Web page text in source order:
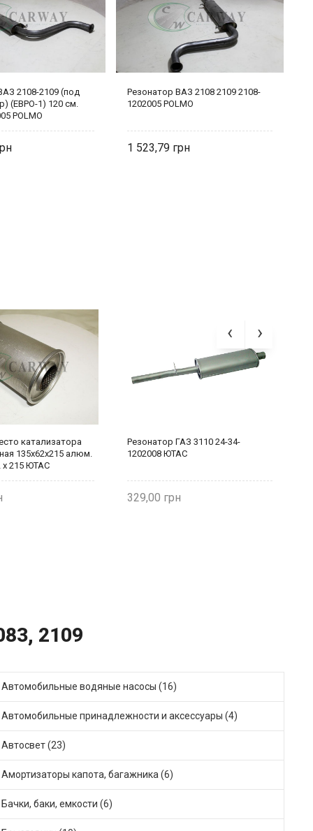
2108-2109 (под
(ЕВРО-1) 120 см.
POLMO
Резонатор ВАЗ 2108 2109 2108-
1202005 POLMO
1 523,79
катализатора
135х62х215 алюм.
х 215 ЮТАС
Резонатор ГАЗ 3110 24-34-
1202008 ЮТАС
329,00
2109
Автомобильные водяные насосы (16)
Автомобильные принадлежности и аксессуары (4)
Автосвет (23)
Амортизаторы капота, багажника (6)
Бачки, баки, емкости (6)